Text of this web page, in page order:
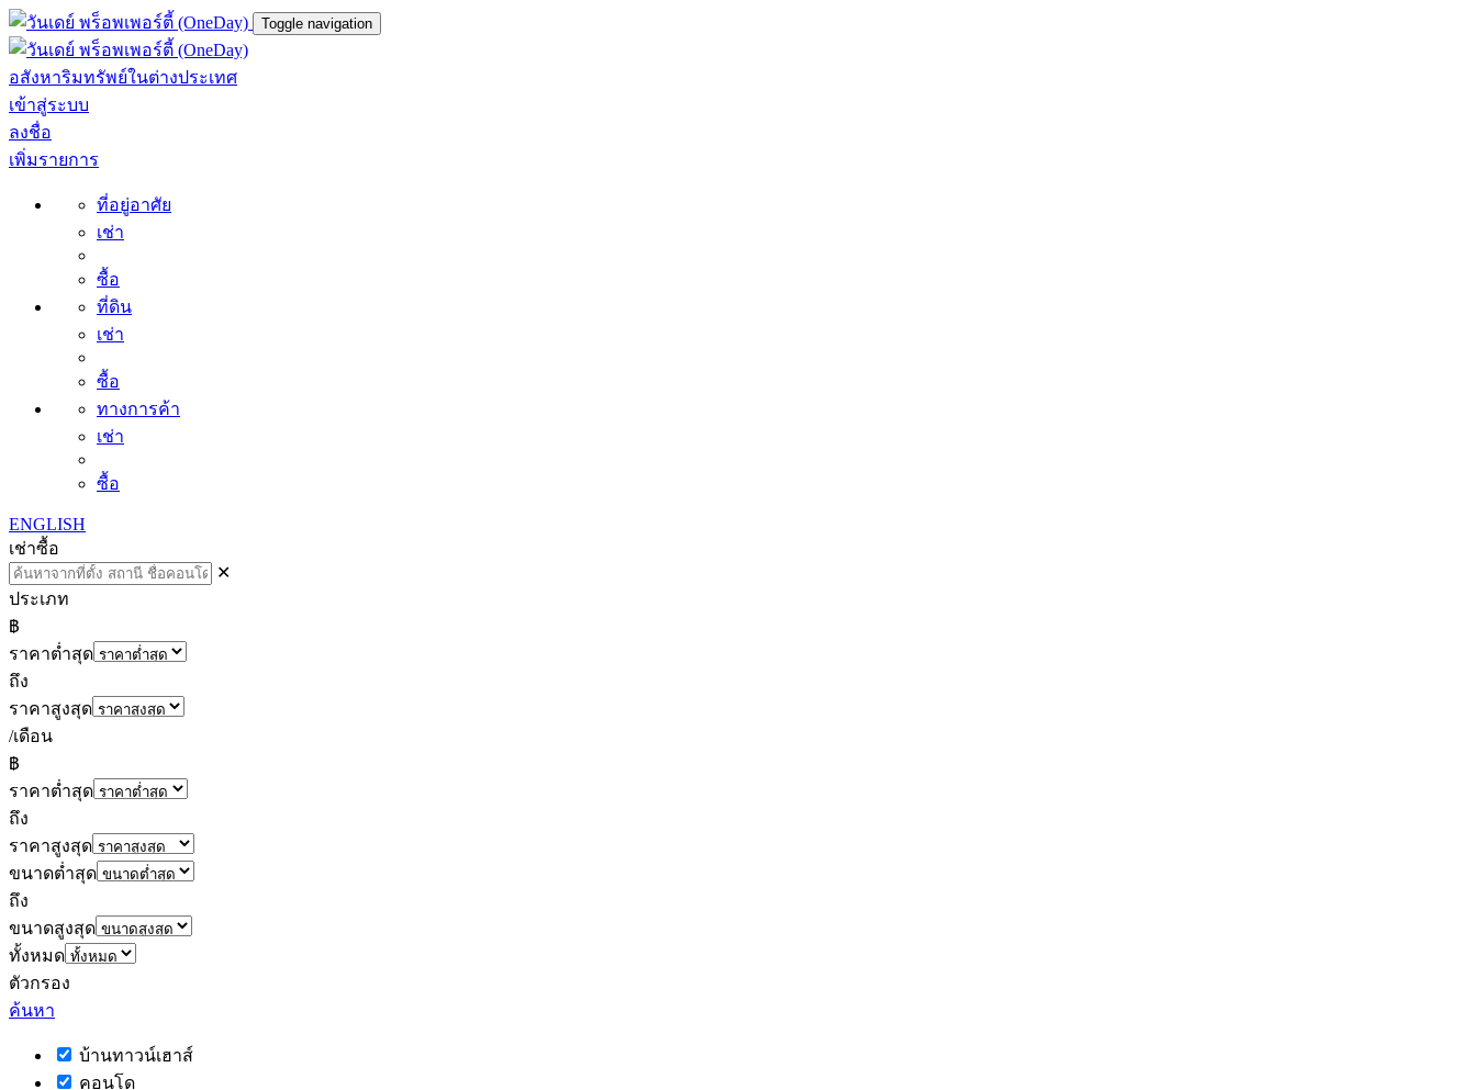
Toggle navigation
อสังหาริมทรัพย์ในต่างประเทศ
เข้าสู่ระบบ
ลงชื่อ
เพิ่มรายการ
ที่อยู่อาศัย
เช่า
ซื้อ
ที่ดิน
เช่า
ซื้อ
ทางการค้า
เช่า
ซื้อ
ENGLISH
เช่าซื้อ
✕
ประเภท
฿
ราคาต่ำสุด
ถึง
ราคาสูงสุด
/เดือน
฿
ราคาต่ำสุด
ถึง
ราคาสูงสุด
ขนาดต่ำสุด
ถึง
ขนาดสูงสุด
ทั้งหมด
ตัวกรอง
ค้นหา
บ้านทาวน์เฮาส์
คอนโด